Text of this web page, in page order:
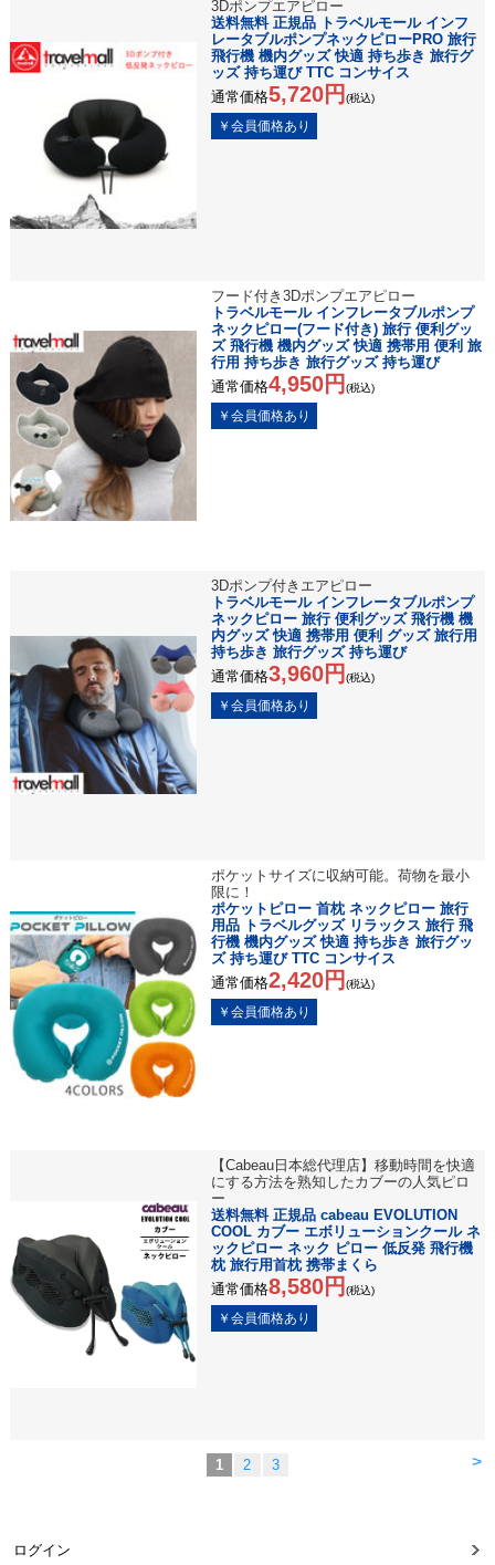
3Dポンプエアピロー
送料無料 正規品 トラベルモール インフ
レータブルポンプネックピローPRO 旅行
飛行機 機内グッズ 快適 持ち歩き 旅行グ
ッズ 持ち運び TTC コンサイス
通常価格5,720円 (税込)
フード付き3Dポンプエアピロー
トラベルモール インフレータブルポンプ
ネックピロー(フード付き) 旅行 便利グッ
ズ 飛行機 機内グッズ 快適 携帯用 便利 旅
行用 持ち歩き 旅行グッズ 持ち運び
通常価格4,950円 (税込)
3Dポンプ付きエアピロー
トラベルモール インフレータブルポンプ
ネックピロー 旅行 便利グッズ 飛行機 機
内グッズ 快適 携帯用 便利 グッズ 旅行用
持ち歩き 旅行グッズ 持ち運び
通常価格3,960円 (税込)
ポケットサイズに収納可能。荷物を最小
限に！
ポケットピロー 首枕 ネックピロー 旅行
用品 トラベルグッズ リラックス 旅行 飛
行機 機内グッズ 快適 持ち歩き 旅行グッ
ズ 持ち運び TTC コンサイス
通常価格2,420円 (税込)
【Cabeau日本総代理店】移動時間を快適
にする方法を熟知したカブーの人気ピロ
ー
送料無料 正規品 cabeau EVOLUTION
COOL カブー エボリューションクール ネ
ックピロー ネック ピロー 低反発 飛行機
枕 旅行用首枕 携帯まくら
通常価格8,580円 (税込)
>
1 2 3
ログイン